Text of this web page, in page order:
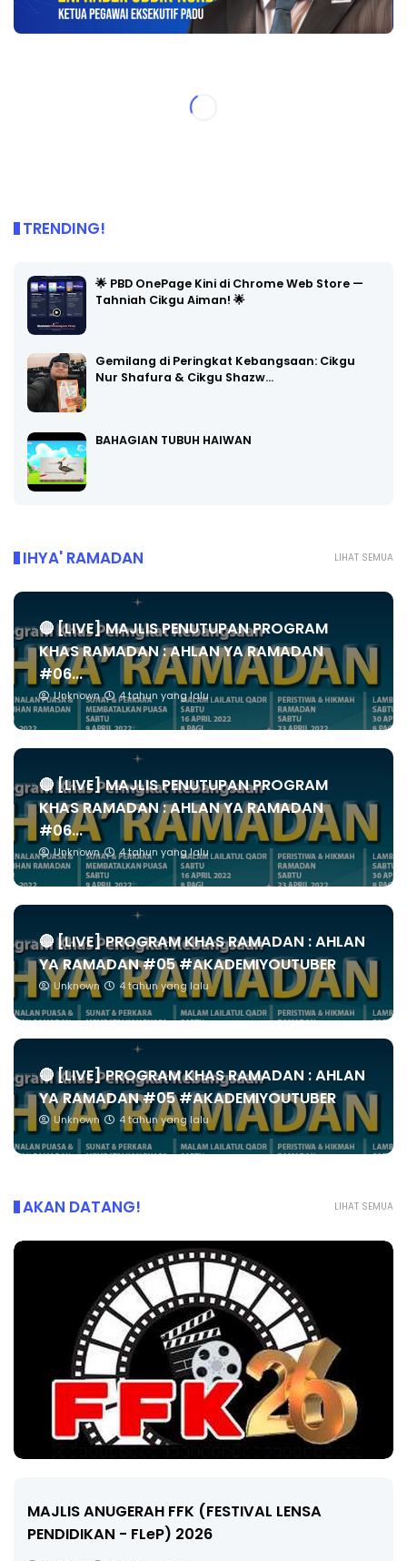
TRENDING!
🌟 PBD OnePage Kini di Chrome Web Store —
Tahniah Cikgu Aiman! 🌟
Gemilang di Peringkat Kebangsaan: Cikgu
Nur Shafura & Cikgu Shazw…
BAHAGIAN TUBUH HAIWAN
LIHAT SEMUA
IHYA' RAMADAN
🔴 [LIVE] MAJLIS PENUTUPAN PROGRAM
KHAS RAMADAN : AHLAN YA RAMADAN
#06...
Unknown 4 tahun yang lalu
🔴 [LIVE] MAJLIS PENUTUPAN PROGRAM
KHAS RAMADAN : AHLAN YA RAMADAN
#06...
Unknown 4 tahun yang lalu
🔴 [LIVE] PROGRAM KHAS RAMADAN : AHLAN
YA RAMADAN #05 #AKADEMIYOUTUBER
Unknown 4 tahun yang lalu
🔴 [LIVE] PROGRAM KHAS RAMADAN : AHLAN
YA RAMADAN #05 #AKADEMIYOUTUBER
Unknown 4 tahun yang lalu
LIHAT SEMUA
AKAN DATANG!
🔴 [LIVE] MATEMATIK SR, WANG TAHUN 6 OLEH